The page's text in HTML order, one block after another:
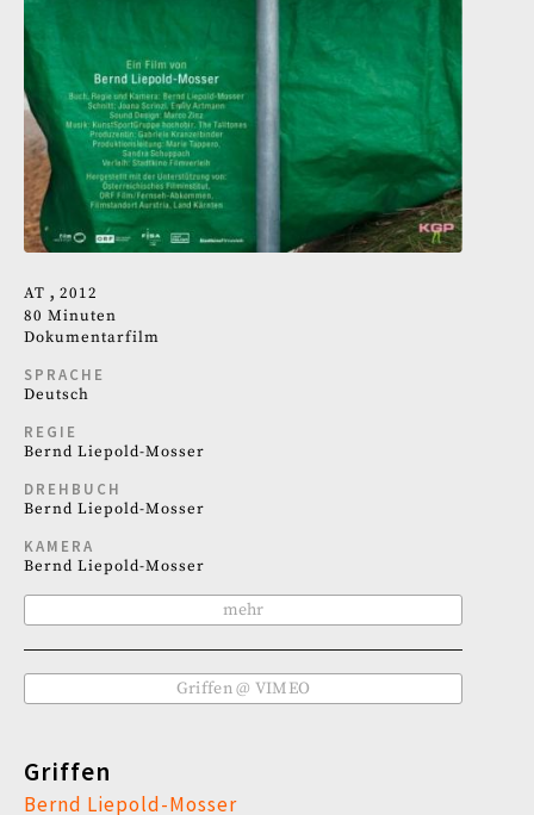
AT
2012
80 Minuten
Dokumentarfilm
SPRACHE
Deutsch
REGIE
Bernd Liepold-Mosser
DREHBUCH
Bernd Liepold-Mosser
KAMERA
Bernd Liepold-Mosser
mehr
Griffen @ VIMEO
Griffen
Bernd Liepold-Mosser